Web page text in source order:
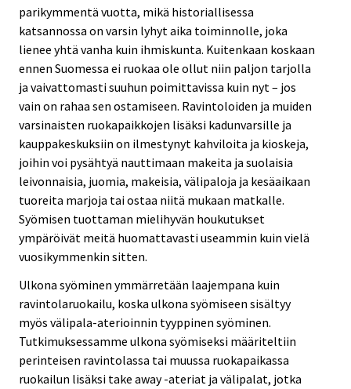
parikymmentä vuotta, mikä historiallisessa
katsannossa on varsin lyhyt aika toiminnolle, joka
lienee yhtä vanha kuin ihmiskunta. Kuitenkaan koskaan
ennen Suomessa ei ruokaa ole ollut niin paljon tarjolla
ja vaivattomasti suuhun poimittavissa kuin nyt – jos
vain on rahaa sen ostamiseen. Ravintoloiden ja muiden
varsinaisten ruokapaikkojen lisäksi kadunvarsille ja
kauppakeskuksiin on ilmestynyt kahviloita ja kioskeja,
joihin voi pysähtyä nauttimaan makeita ja suolaisia
leivonnaisia, juomia, makeisia, välipaloja ja kesäaikaan
tuoreita marjoja tai ostaa niitä mukaan matkalle.
Syömisen tuottaman mielihyvän houkutukset
ympäröivät meitä huomattavasti useammin kuin vielä
vuosikymmenkin sitten.
Ulkona syöminen ymmärretään laajempana kuin
ravintolaruokailu, koska ulkona syömiseen sisältyy
myös välipala-aterioinnin tyyppinen syöminen.
Tutkimuksessamme ulkona syömiseksi määriteltiin
perinteisen ravintolassa tai muussa ruokapaikassa
ruokailun lisäksi take away -ateriat ja välipalat, jotka